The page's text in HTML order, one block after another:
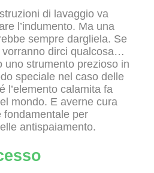
di lavaggio va
l’indumento. Ma una
sempre dargliela. Se
dirci qualcosa…
uno strumento prezioso in
speciale nel caso delle
l’elemento calamita fa
mondo. E averne cura
fondamentale per
antispaiamento.